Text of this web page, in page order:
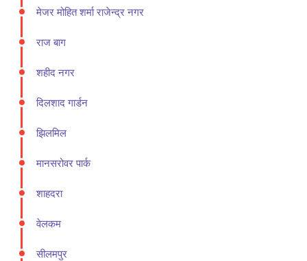
मे‌‌जर मोहित शर्मा राजेन्द्र नगर
राज बाग
शहीद नगर
दिलशाद गार्डन
झिलमिल
मानसरोवर पार्क
शाहदरा
वेलकम
सीलमपुर